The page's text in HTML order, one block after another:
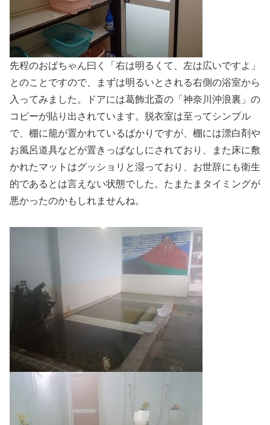
先程のおばちゃん曰く「右は明るくて、左は広いですよ」
とのことですので、まずは明るいとされる右側の浴室から
入ってみました。ドアには葛飾北斎の「神奈川沖浪裏」の
コピーが貼り出されています。脱衣室は至ってシンプル
で、棚に籠が置かれているばかりですが、棚には漂白剤や
お風呂道具などが置きっぱなしにされており、また床に敷
かれたマットはグッショリと湿っており、お世辞にも衛生
的であるとは言えない状態でした。たまたまタイミングが
悪かったのかもしれませんね。